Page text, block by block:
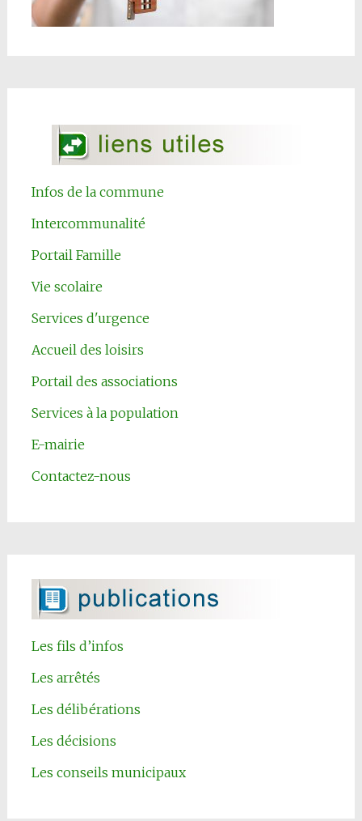
Infos de la commune
Intercommunalité
Portail Famille
Vie scolaire
Services d'urgence
Accueil des loisirs
Portail des associations
Services à la population
E-mairie
Contactez-nous
Les fils d’infos
Les arrêtés
Les délibérations
Les décisions
Les conseils municipaux